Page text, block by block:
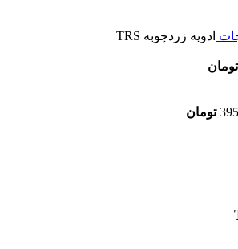
ادویه زردچوبه TRS
تومان
تومان